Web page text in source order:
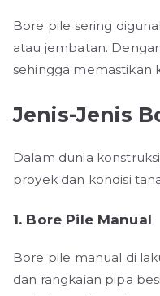
Bore pile sering
atau jembatan.
sehingga memastikan
Jenis-Jenis
Dalam dunia
proyek dan kondisi
1. Bore Pile Manual
Bore pile manual di
dan rangkaian pipa